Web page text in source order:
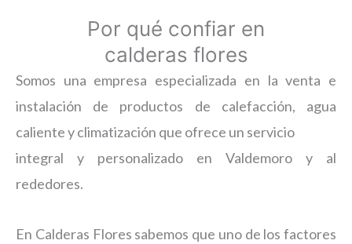
Por qué confiar en
calderas flores
Somos una empresa especializada en la venta e
instalación de productos de calefacción, agua
caliente y climatización que ofrece un servicio
integral y personalizado en Valdemoro y al
rededores.
En Calderas Flores sabemos que uno de los factores